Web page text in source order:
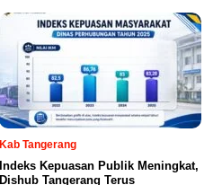
Kab Tangerang
Indeks Kepuasan Publik Meningkat,
Dishub Tangerang Terus